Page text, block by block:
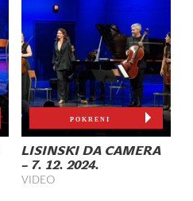
POKRENI
LISINSKI DA CAMERA
– 7. 12. 2024.
VIDEO